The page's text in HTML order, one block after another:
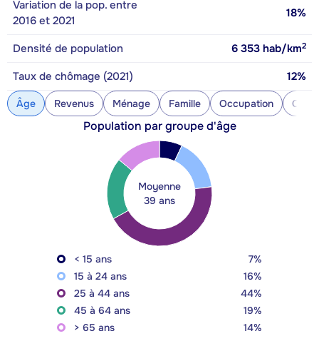
Variation de la pop. entre
2016 et 2021
18%
Densité de population 6 353 hab/km2
Taux de chômage (2021) 12%
Âge Revenus Ménage Famille Occupation
Population par groupe d'âge
Moyenne
39 ans
< 15 ans
7%
15 à 24 ans
16%
25 à 44 ans
44%
45 à 64 ans
19%
> 65 ans
14%